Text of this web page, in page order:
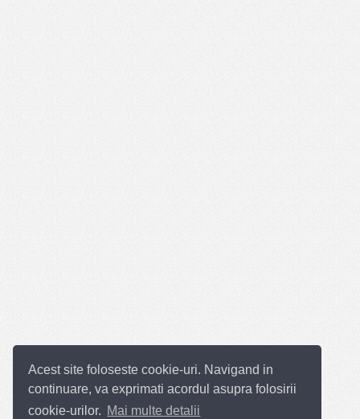
Acest site foloseste cookie-uri. Navigand in
continuare, va exprimati acordul asupra folosirii
cookie-urilor. Mai multe detalii